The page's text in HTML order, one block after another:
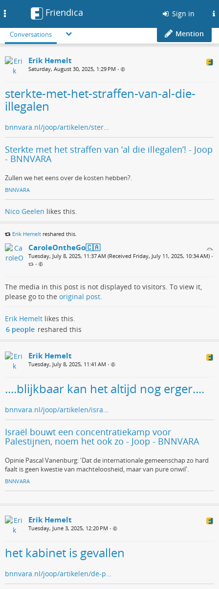
Friendica Sign in
Conversations Mention
Erik Hemelt
Saturday, August 30, 2025, 1:29 PM •
sterkte-met-het-straffen-van-al-die-
illegalen
bnnvara.nl/joop/artikelen/ster…
Sterkte met het straffen van ‘al die illegalen’! - Joop
- BNNVARA
Zullen we het eens over de kosten hebben?.
BNNVARA
Nico Geelen likes this.
Erik Hemelt reshared this.
CaroleOntheGo🇨🇦
Tuesday, July 8, 2025, 11:37 AM (Received Friday, July 11, 2025, 10:34 AM) •
•
The media in this post is not displayed to visitors. To view it,
please go to the original post.
Erik Hemelt likes this.
6 people reshared this
Erik Hemelt
Tuesday, July 8, 2025, 11:41 AM •
....blijkbaar kan het altijd nog erger....
bnnvara.nl/joop/artikelen/isra…
Israël bouwt een concentratiekamp voor
Palestijnen, noem het ook zo - Joop - BNNVARA
Opinie Pascal Vanenburg: 'Dat de internationale gemeenschap zo hard
faalt is geen kwestie van machteloosheid, maar van pure onwil'.
BNNVARA
Erik Hemelt
Tuesday, June 3, 2025, 12:20 PM •
het kabinet is gevallen
bnnvara.nl/joop/artikelen/de-p…